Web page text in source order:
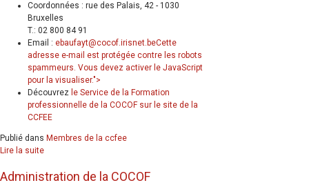
Coordonnées : rue des Palais, 42 - 1030
Bruxelles
T.: 02 800 84 91
Email : ebaufayt@cocof.irisnet.beCette
adresse e-mail est protégée contre les robots
spammeurs. Vous devez activer le JavaScript
pour la visualiser.">
Découvrez le Service de la Formation
professionnelle de la COCOF sur le site de la
CCFEE
Publié dans Membres de la ccfee
Lire la suite
Administration de la COCOF